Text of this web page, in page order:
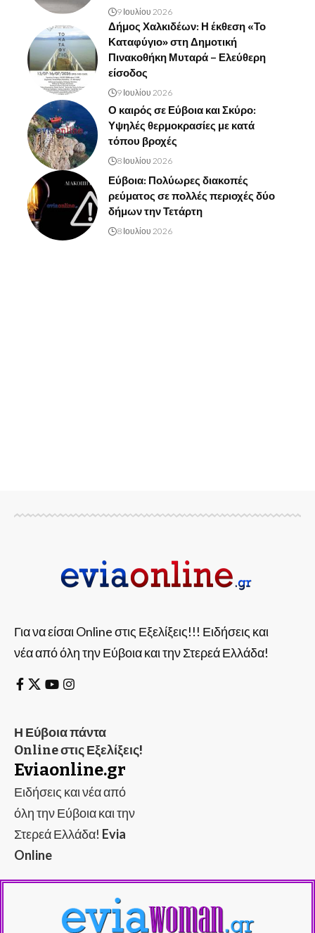
9 Ιουλίου 2026
Δήμος Χαλκιδέων: Η έκθεση «Το
Καταφύγιο» στη Δημοτική
Πινακοθήκη Μυταρά – Ελεύθερη
είσοδος
9 Ιουλίου 2026
Ο καιρός σε Εύβοια και Σκύρο:
Υψηλές θερμοκρασίες με κατά
τόπου βροχές
8 Ιουλίου 2026
Εύβοια: Πολύωρες διακοπές
ρεύματος σε πολλές περιοχές δύο
δήμων την Τετάρτη
8 Ιουλίου 2026
Για να είσαι Online στις Εξελίξεις!!! Ειδήσεις και
νέα από όλη την Εύβοια και την Στερεά Ελλάδα!
Η Εύβοια πάντα
Online στις Εξελίξεις!
Eviaonline.gr
Ειδήσεις και νέα από
όλη την Εύβοια και την
Στερεά Ελλάδα! Evia
Online